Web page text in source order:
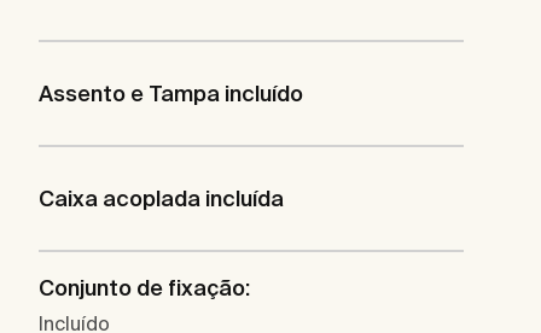
Assento e Tampa incluído
Caixa acoplada incluída
Conjunto de fixação:
Incluído